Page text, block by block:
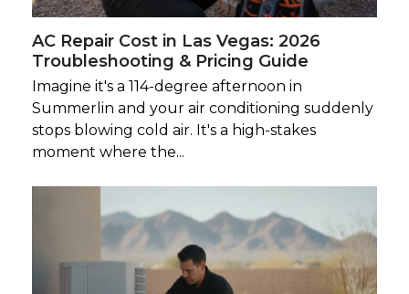
AC Repair Cost in Las Vegas: 2026
Troubleshooting & Pricing Guide
Imagine it's a 114-degree afternoon in
Summerlin and your air conditioning suddenly
stops blowing cold air. It's a high-stakes
moment where the...